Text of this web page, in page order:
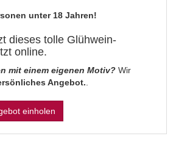
unter 18 Jahren!
dieses tolle Glühwein-
online.
mit einem eigenen Motiv? Wir
Angebot.
einholen